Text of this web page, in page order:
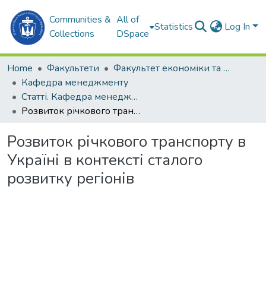
Communities &
Collections
All of
DSpace
Statistics Log In
Home Факультети
Факультет економіки та екології моря (ФЕЕМ)
Кафедра менеджменту
Статті. Кафедра менеджменту
Розвиток річкового транспорту в Україні в контексті сталого розвитку регіонів
Розвиток річкового транспорту в
Україні в контексті сталого
розвитку регіонів